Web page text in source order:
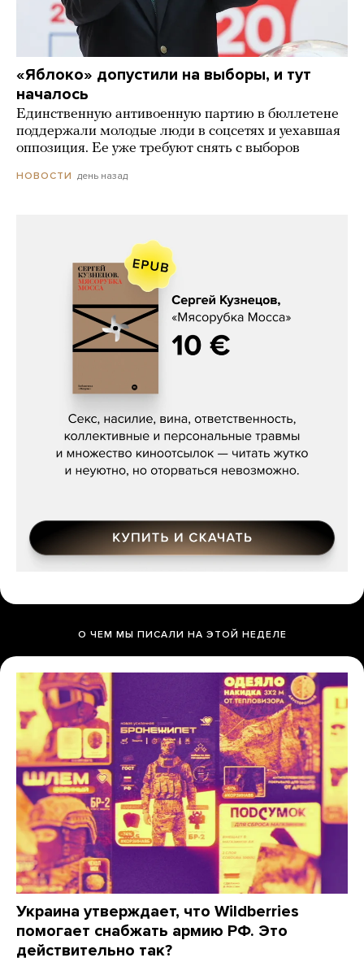
«Яблоко» допустили на выборы, и тут
началось
Единственную антивоенную партию в бюллетене
поддержали молодые люди в соцсетях и уехавшая
оппозиция. Ее уже требуют снять с выборов
НОВОСТИ день назад
Сергей Кузнецов, «Мясорубка
О ЧЕМ МЫ ПИСАЛИ НА ЭТОЙ НЕДЕЛЕ
Украина утверждает, что Wildberries
помогает снабжать армию РФ. Это
действительно так?